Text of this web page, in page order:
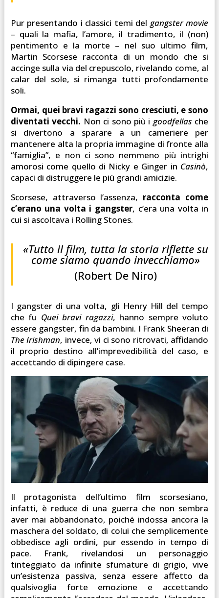
Pur presentando i classici temi del gangster movie
– quali la mafia, l’amore, il tradimento, il (non)
pentimento e la morte – nel suo ultimo film,
Martin Scorsese racconta di un mondo che si
accinge sulla via del crepuscolo, rivelando come, al
calar del sole, si rimanga tutti profondamente
soli.
Ormai, quei bravi ragazzi sono cresciuti, e sono
diventati vecchi. Non ci sono più i goodfellas che
si divertono a sparare a un cameriere per
mantenere alta la propria immagine di fronte alla
“famiglia”, e non ci sono nemmeno più intrighi
amorosi come quello di Nicky e Ginger in Casinò,
capaci di distruggere le più grandi amicizie.
Scorsese, attraverso l’assenza, racconta come
c’erano una volta i gangster, c’era una volta in
cui si ascoltava i Rolling Stones.
«Tutto il film, tutta la storia riflette su
come siamo quando invecchiamo»
(Robert De Niro)
I gangster di una volta, gli Henry Hill del tempo
che fu Quei bravi ragazzi, hanno sempre voluto
essere gangster, fin da bambini. I Frank Sheeran di
The Irishman, invece, vi ci sono ritrovati, affidando
il proprio destino all’imprevedibilità del caso, e
accettando di dipingere case.
Il protagonista dell’ultimo film scorsesiano,
infatti, è reduce di una guerra che non sembra
aver mai abbandonato, poiché indossa ancora la
maschera del soldato, di colui che semplicemente
obbedisce agli ordini, pur essendo in tempo di
pace. Frank, rivelandosi un personaggio
tinteggiato da infinite sfumature di grigio, vive
un’esistenza passiva, senza essere affetto da
qualsivoglia forte emozione e accettando